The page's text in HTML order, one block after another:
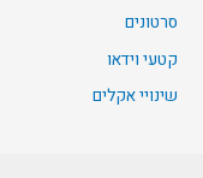
סרטונים
קטעי וידאו
שינויי אקלים